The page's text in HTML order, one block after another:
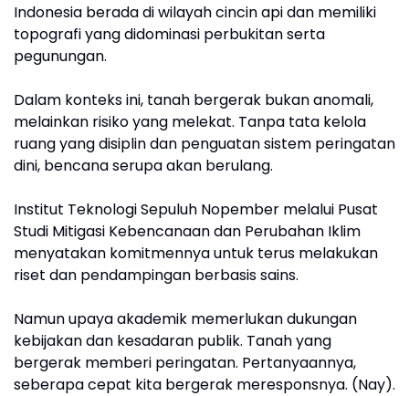
Indonesia berada di wilayah cincin api dan memiliki
topografi yang didominasi perbukitan serta
pegunungan.
Dalam konteks ini, tanah bergerak bukan anomali,
melainkan risiko yang melekat. Tanpa tata kelola
ruang yang disiplin dan penguatan sistem peringatan
dini, bencana serupa akan berulang.
Institut Teknologi Sepuluh Nopember melalui Pusat
Studi Mitigasi Kebencanaan dan Perubahan Iklim
menyatakan komitmennya untuk terus melakukan
riset dan pendampingan berbasis sains.
Namun upaya akademik memerlukan dukungan
kebijakan dan kesadaran publik. Tanah yang
bergerak memberi peringatan. Pertanyaannya,
seberapa cepat kita bergerak meresponsnya. (Nay).